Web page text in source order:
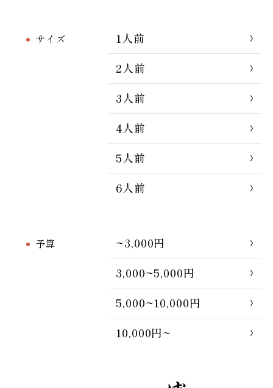
サイズ
1人前
2人前
3人前
4人前
5人前
6人前
予算
~3,000円
3,000~5,000円
5,000~10,000円
10,000円~